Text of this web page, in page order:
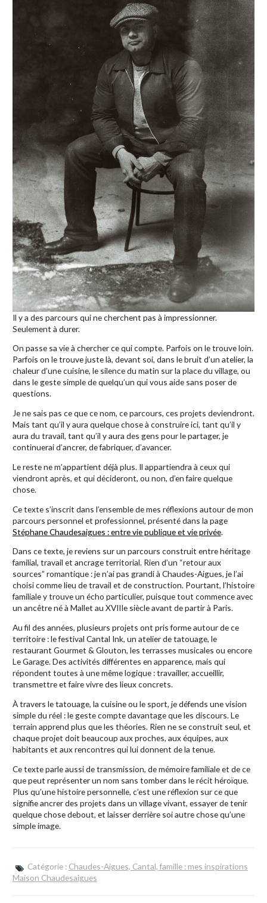
Il y a des parcours qui ne cherchent pas à impressionner.
Seulement à durer.
On passe sa vie à chercher ce qui compte. Parfois on le trouve loin.
Parfois on le trouve juste là, devant soi, dans le bruit d’un atelier, la
chaleur d’une cuisine, le silence du matin sur la place du village, ou
dans le geste simple de quelqu’un qui vous aide sans poser de
questions.
Je ne sais pas ce que ce nom, ce parcours, ces projets deviendront.
Mais tant qu’il y aura quelque chose à construire ici, tant qu’il y
aura du travail, tant qu’il y aura des gens pour le partager, je
continuerai d’ancrer, de fabriquer, d’avancer.
Le reste ne m’appartient déjà plus. Il appartiendra à ceux qui
viendront après, et qui décideront, ou non, d’en faire quelque
chose.
Ce texte s’inscrit dans l’ensemble de mes réflexions autour de mon
parcours personnel et professionnel, présenté dans la page
Stéphane Chaudesaigues : entre vie publique et vie privée.
Dans ce texte, je reviens sur un parcours construit entre héritage
familial, travail et ancrage territorial. Rien d’un “retour aux
sources” romantique : je n’ai pas grandi à Chaudes-Aigues, je l’ai
choisi comme lieu de travail et de construction. Pourtant, l’histoire
familiale y trouve un écho particulier, puisque tout commence avec
un ancêtre né à Mallet au XVIIIe siècle avant de partir à Paris.
Au fil des années, plusieurs projets ont pris forme autour de ce
territoire : le festival Cantal Ink, un atelier de tatouage, le
restaurant Gourmet & Glouton, les terrasses musicales ou encore
Le Garage. Des activités différentes en apparence, mais qui
répondent toutes à une même logique : travailler, accueillir,
transmettre et faire vivre des lieux concrets.
À travers le tatouage, la cuisine ou le sport, je défends une vision
simple du réel : le geste compte davantage que les discours. Le
terrain apprend plus que les théories. Rien ne se construit seul, et
chaque projet doit beaucoup aux proches, aux équipes, aux
habitants et aux rencontres qui lui donnent de la tenue.
Ce texte parle aussi de transmission, de mémoire familiale et de ce
que peut représenter un nom sans tomber dans le récit héroïque.
Plus qu’une histoire personnelle, c’est une réflexion sur ce que
signifie ancrer des projets dans un village vivant, essayer de tenir
quelque chose debout, et laisser derrière soi autre chose qu’une
simple image.
Catégorie : Chaudes-Aigues, Cantal, famille : mes inspirations
Maison Chaudesaigues